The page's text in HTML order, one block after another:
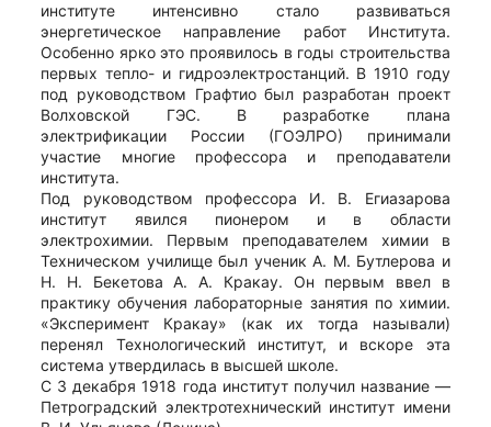
институте интенсивно стало развиваться
энергетическое направление работ Института.
Особенно ярко это проявилось в годы строительства
первых тепло- и гидроэлектростанций. В 1910 году
под руководством Графтио был разработан проект
Волховской ГЭС. В разработке плана
электрификации России (ГОЭЛРО) принимали
участие многие профессора и преподаватели
института.
Под руководством профессора И. В. Егиазарова
институт явился пионером и в области
электрохимии. Первым преподавателем химии в
Техническом училище был ученик А. М. Бутлерова и
Н. Н. Бекетова А. А. Кракау. Он первым ввел в
практику обучения лабораторные занятия по химии.
«Эксперимент Кракау» (как их тогда называли)
перенял Технологический институт, и вскоре эта
система утвердилась в высшей школе.
С 3 декабря 1918 года институт получил название —
Петроградский электротехнический институт имени